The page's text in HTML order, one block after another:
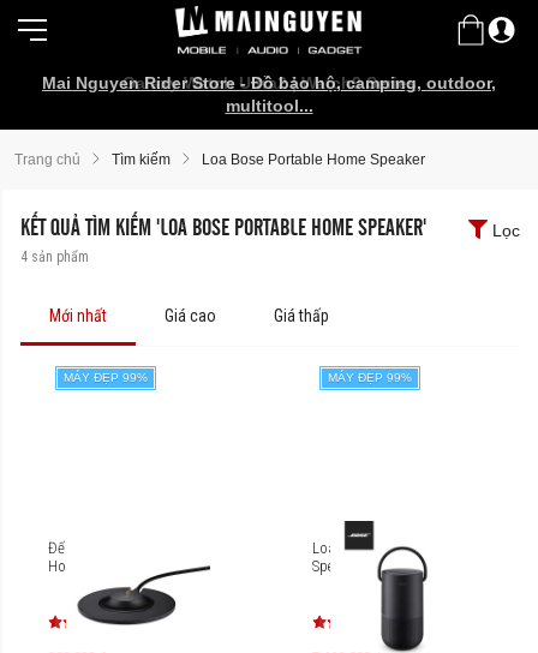
Mai Nguyen Rider Store - Đồ bảo hộ, camping, outdoor,
multitool...
Galaxy Watch Ultra2 | Watch9 Series
Trang chủ Tìm kiếm Loa Bose Portable Home Speaker
KẾT QUẢ TÌM KIẾM 'LOA BOSE PORTABLE HOME SPEAKER'
4 sản phẩm
Lọc
Mới nhất Giá cao Giá thấp
MÁY ĐẸP 99%
Đế sạc loa Bose Portable
Home Speaker
MÁY ĐẸP 99%
Loa Bose Portable Home
Speaker